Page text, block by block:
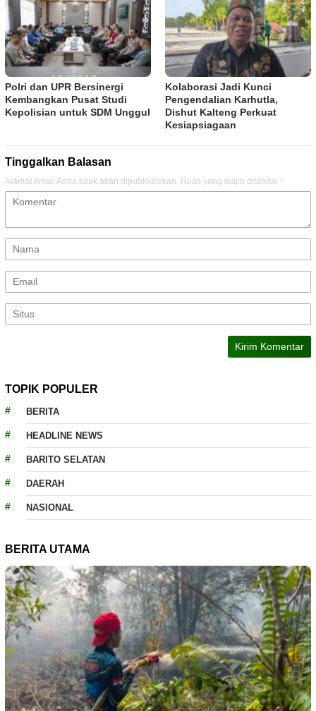
Polri dan UPR Bersinergi
Kembangkan Pusat Studi
Kepolisian untuk SDM Unggul
Kolaborasi Jadi Kunci
Pengendalian Karhutla,
Dishut Kalteng Perkuat
Kesiapsiagaan
Tinggalkan Balasan
Alamat email Anda tidak akan dipublikasikan. Ruas yang wajib ditandai *
TOPIK POPULER
BERITA
HEADLINE NEWS
BARITO SELATAN
DAERAH
NASIONAL
BERITA UTAMA